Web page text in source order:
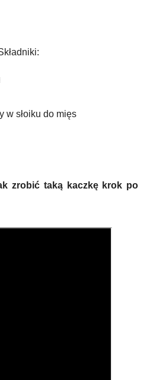
w słoiku do mięs
zrobić taką kaczkę krok po